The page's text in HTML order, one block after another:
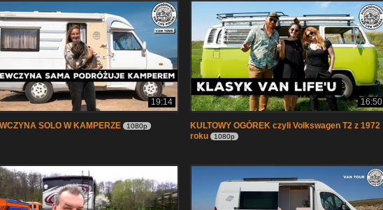
19:14
SOLO W KAMPERZE 1080p
16:50
KULTOWY OGÓREK czyli Volkswagen T2 z 1972
roku
1080p